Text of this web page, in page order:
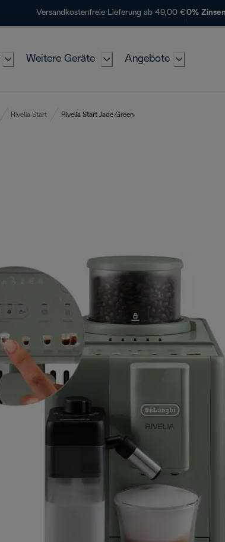
Versandkostenfreie Lieferung ab 49,00 €0%
Weitere Geräte Angebote
Rivelia Start Rivelia Start Jade Green